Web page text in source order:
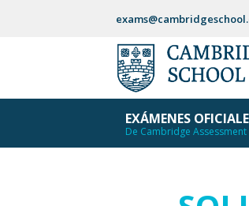
EXÁMENES
De Cambridge Assessment